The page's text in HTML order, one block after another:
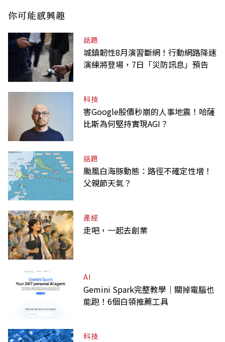
你可能感興趣
話題
城鎮韌性8月演習斷網！行動網路降速
演練將登場，7日「災防訊息」預告
科技
害Google股價秒崩的人事地震！哈薩
比斯為何堅持實現AGI？
話題
颱風白海豚動態：路徑不確定性增！
父親節天氣？
產經
走吧，一起去創業
AI
Gemini Spark完整教學｜關掉電腦也
能跑！6個白領推薦工具
科技